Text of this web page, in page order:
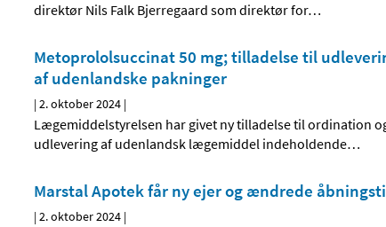
direktør Nils Falk Bjerregaard som direktør for…
Metoprololsuccinat 50 mg; tilladelse til
af udenlandske pakninger
|2. oktober 2024 |
Lægemiddelstyrelsen har givet ny tilladelse til ordination
udlevering af udenlandsk lægemiddel indeholdende…
Marstal Apotek får ny ejer og ændrede
|2. oktober 2024 |